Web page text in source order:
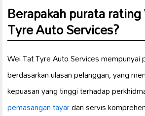
Berapakah purata
Tyre Auto Services?
Wei Tat Tyre Auto Services mempunyai
berdasarkan ulasan pelanggan, yang
kepuasan yang tinggi terhadap
pemasangan tayardan servis